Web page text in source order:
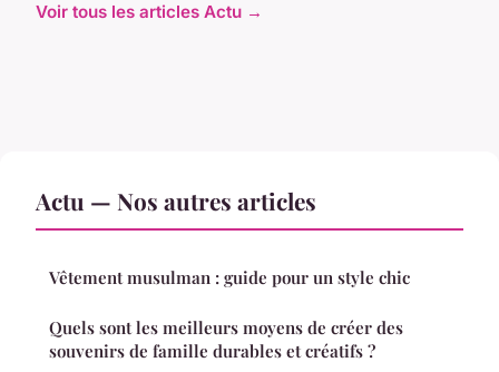
Voir tous les articles Actu →
Actu — Nos autres articles
Vêtement musulman : guide pour un style chic
Quels sont les meilleurs moyens de créer des
souvenirs de famille durables et créatifs ?